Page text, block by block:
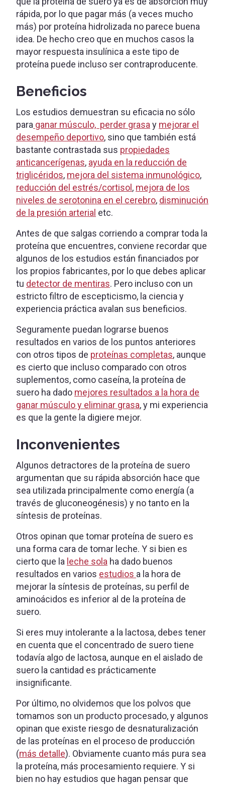
rápida, por lo que pagar más (a veces mucho
más) por proteína hidrolizada no parece buena
idea. De hecho creo que en muchos casos la
mayor respuesta insulínica a este tipo de
proteína puede incluso ser contraproducente.
Beneficios
Los estudios demuestran su eficacia no sólo
para ganar músculo, perder grasay mejorar el
desempeño deportivo, sino que también está
bastante contrastada sus propiedades
anticancerígenas, ayuda en la reducción de
triglicéridos, mejora del sistema inmunológico,
reducción del estrés/cortisol , mejora de los
niveles de serotonina en el cerebro, disminución
de la presión arterial etc.
Antes de que salgas corriendo a comprar toda la
proteína que encuentres, conviene recordar que
algunos de los estudios están financiados por
los propios fabricantes, por lo que debes aplicar
tu detector de mentiras. Pero incluso con un
estricto filtro de escepticismo, la ciencia y
experiencia práctica avalan sus beneficios.
Seguramente puedan lograrse buenos
resultados en varios de los puntos anteriores
con otros tipos de proteínas completas, aunque
es cierto que incluso comparado con otros
suplementos, como caseína, la proteína de
suero ha dado mejores resultados a la hora de
ganar músculo y eliminar grasa, y mi experiencia
es que la gente la digiere mejor.
Inconvenientes
Algunos detractores de la proteína de suero
argumentan que su rápida absorción hace que
sea utilizada principalmente como energía (a
través de gluconeogénesis) y no tanto en la
síntesis de proteínas.
Otros opinan que tomar proteína de suero es
una forma cara de tomar leche. Y si bien es
cierto que la leche sola ha dado buenos
resultados en varios estudios a la hora de
mejorar la síntesis de proteínas, su perfil de
aminoácidos es inferior al de la proteína de
suero.
Si eres muy intolerante a la lactosa, debes tener
en cuenta que el concentrado de suero tiene
todavía algo de lactosa, aunque en el aislado de
suero la cantidad es prácticamente
insignificante.
Por último, no olvidemos que los polvos que
tomamos son un producto procesado, y algunos
opinan que existe riesgo de desnaturalización
de las proteínas en el proceso de producción
(más detalle). Obviamente cuanto más pura sea
la proteína, más procesamiento requiere. Y si
bien no hay estudios que hagan pensar que